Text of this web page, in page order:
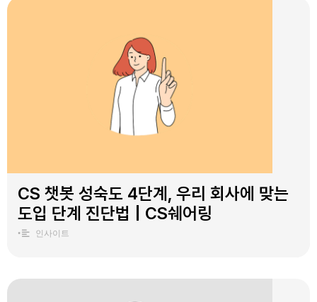
CS 챗봇 성숙도 4단계, 우리 회사에 맞는
도입 단계 진단법 | CS쉐어링
• 인사이트